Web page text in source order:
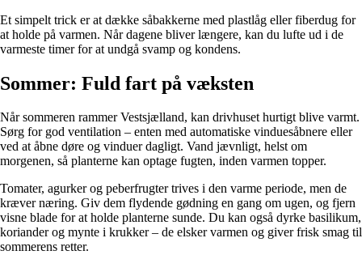
Et simpelt trick er at dække såbakkerne med plastlåg eller fiberdug for
at holde på varmen. Når dagene bliver længere, kan du lufte ud i de
varmeste timer for at undgå svamp og kondens.
Sommer: Fuld fart på væksten
Når sommeren rammer Vestsjælland, kan drivhuset hurtigt blive varmt.
Sørg for god ventilation – enten med automatiske vinduesåbnere eller
ved at åbne døre og vinduer dagligt. Vand jævnligt, helst om
morgenen, så planterne kan optage fugten, inden varmen topper.
Tomater, agurker og peberfrugter trives i den varme periode, men de
kræver næring. Giv dem flydende gødning en gang om ugen, og fjern
visne blade for at holde planterne sunde. Du kan også dyrke basilikum,
koriander og mynte i krukker – de elsker varmen og giver frisk smag til
sommerens retter.